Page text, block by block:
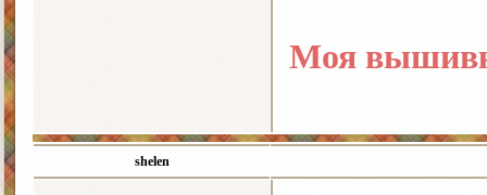
Моя
shelen